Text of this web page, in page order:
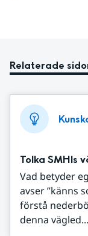
Relaterade
Tolka SMHIs
Vad betyder
avser ”känns
förstå
denna vägled...